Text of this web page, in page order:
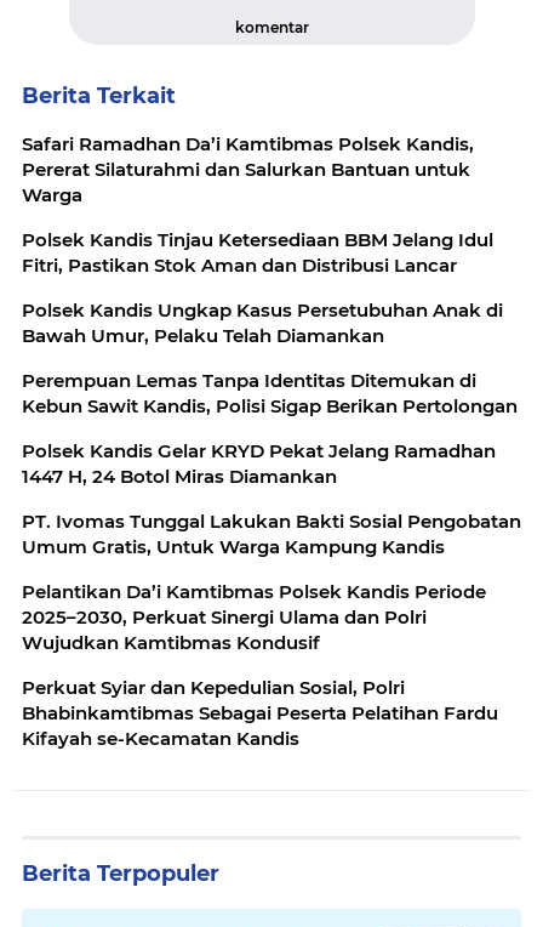
komentar
Berita Terkait
Safari Ramadhan Da’i Kamtibmas Polsek Kandis,
Pererat Silaturahmi dan Salurkan Bantuan untuk
Warga
Polsek Kandis Tinjau Ketersediaan BBM Jelang Idul
Fitri, Pastikan Stok Aman dan Distribusi Lancar
Polsek Kandis Ungkap Kasus Persetubuhan Anak di
Bawah Umur, Pelaku Telah Diamankan
Perempuan Lemas Tanpa Identitas Ditemukan di
Kebun Sawit Kandis, Polisi Sigap Berikan Pertolongan
Polsek Kandis Gelar KRYD Pekat Jelang Ramadhan
1447 H, 24 Botol Miras Diamankan
PT. Ivomas Tunggal Lakukan Bakti Sosial Pengobatan
Umum Gratis, Untuk Warga Kampung Kandis
Pelantikan Da’i Kamtibmas Polsek Kandis Periode
2025–2030, Perkuat Sinergi Ulama dan Polri
Wujudkan Kamtibmas Kondusif
Perkuat Syiar dan Kepedulian Sosial, Polri
Bhabinkamtibmas Sebagai Peserta Pelatihan Fardu
Kifayah se-Kecamatan Kandis
Berita Terpopuler